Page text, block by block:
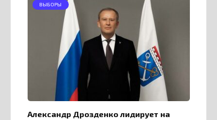
ВЫБОРЫ
Александр Дрозденко лидирует на